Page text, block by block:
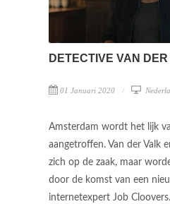
DETECTIVE VAN
01 Januari 2020
Amsterdam wordt het lijk
aangetroffen. Van der Valk
zich op de zaak, maar
door de komst van een
internetexpert Job